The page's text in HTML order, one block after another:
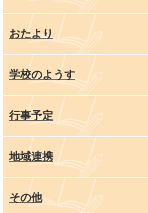
おたより
学校のようす
行事予定
地域連携
その他